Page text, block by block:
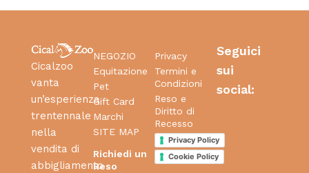
Cicalzoo
vanta
un’esperienza
trentennale
nella
vendita di
abbigliamento
NEGOZIO
Equitazione
Pet
Gift Card
Marchi
SITE MAP
Richiedi un
Reso
Privacy
Termini e
Condizioni
Reso e
Diritto di
Recesso
Privacy Policy
Cookie Policy
Seguici
sui
social: